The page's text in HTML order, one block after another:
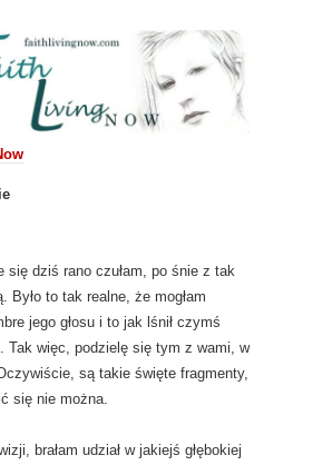
się dziś rano czułam, po śnie z tak
Było to tak realne, że mogłam
jego głosu i to jak lśnił czymś
Tak więc, podzielę się tym z wami, w
są takie święte fragmenty,
się nie można.
brałam udział w jakiejś głębokiej